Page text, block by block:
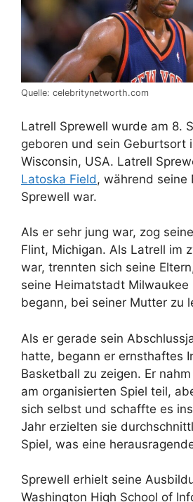
Quelle: celebritynetworth.com
Latrell Sprewell wurde am 8.
geboren und sein Geburtsort
Wisconsin, USA. Latrell
Latoska Field, während seine
Sprewell war.
Als er sehr jung war, zog
Flint, Michigan. Als Latrell im
war, trennten sich seine
seine Heimatstadt Milwaukee
begann, bei seiner Mutter zu
Als er gerade sein
hatte, begann er ernsthaftes
Basketball zu zeigen. Er
am organisierten Spiel teil,
sich selbst und schaffte es
Jahr erzielten sie
Spiel, was eine
Sprewell erhielt seine
Washington High School of